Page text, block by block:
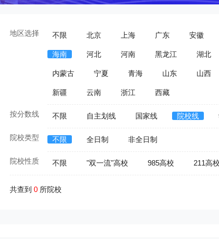
地区选择 不限 北京 上海 广东 安徽
海南 河北 河南 黑龙江 湖北
内蒙古 宁夏 青海 山东 山西
新疆 云南 浙江 西藏
按分数线 不限 自主划线 国家线 院校线
院校类型 不限 全日制 非全日制
院校性质 不限 "双一流"高校 985高校 211高
共查到 0 所院校